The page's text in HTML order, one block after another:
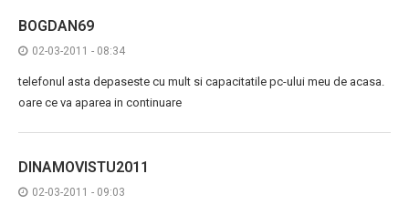
BOGDAN69
02-03-2011 - 08:34
telefonul asta depaseste cu mult si capacitatile pc-ului meu de acasa.
oare ce va aparea in continuare
DINAMOVISTU2011
02-03-2011 - 09:03